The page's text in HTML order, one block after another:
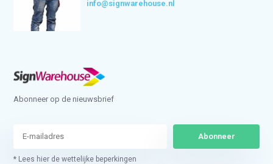
info@signwarehouse.nl
Abonneer op de nieuwsbrief
Abonneer
* Lees hier de wettelijke beperkingen